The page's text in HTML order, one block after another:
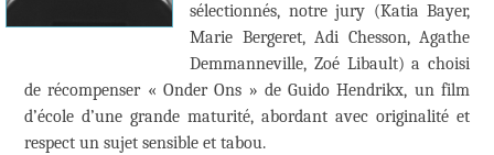
sélectionnés, notre jury (Katia Bayer,
Marie Bergeret, Adi Chesson, Agathe
Demmanneville, Zoé Libault) a choisi
de récompenser « Onder Ons » de Guido Hendrikx, un film
d’école d’une grande maturité, abordant avec originalité et
respect un sujet sensible et tabou.